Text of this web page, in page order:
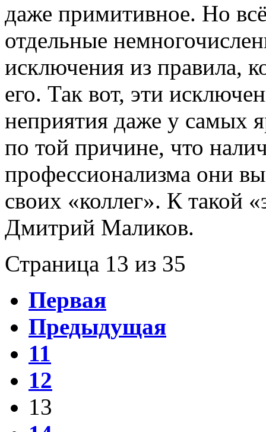
даже примитивное. Но
отдельные
исключения из правила,
его. Так вот, эти
неприятия даже у самых
по той причине, что
профессионализма они
своих «коллег». К такой
Дмитрий Маликов.
Страница 13 из 35
Первая
Предыдущая
11
12
13